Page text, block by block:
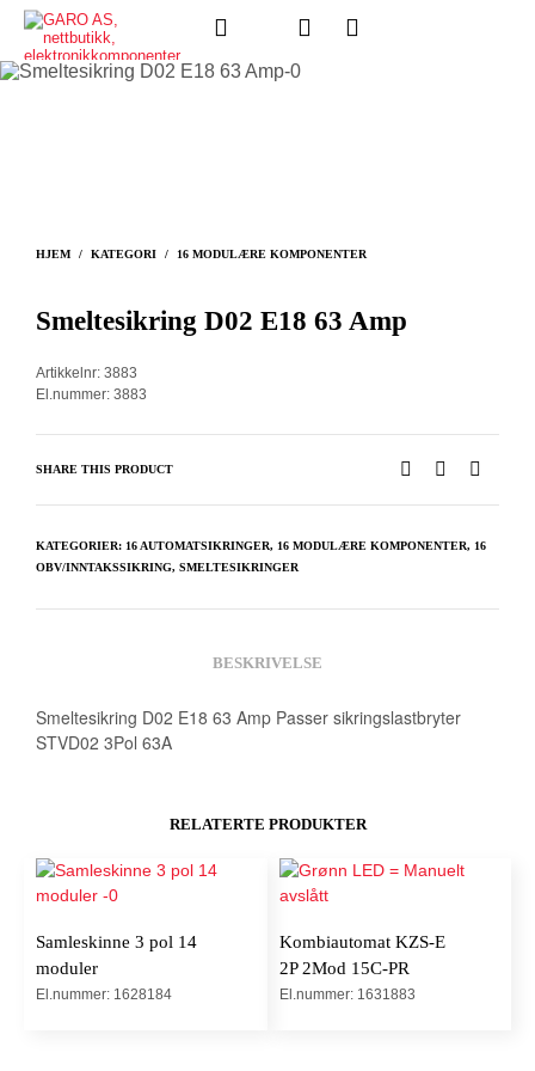
HJEM / KATEGORI / 16 MODULÆRE KOMPONENTER
Smeltesikring D02 E18 63 Amp
Artikkelnr: 3883
El.nummer: 3883
SHARE THIS PRODUCT
KATEGORIER: 16 AUTOMATSIKRINGER, 16 MODULÆRE KOMPONENTER, 16
OBV/INNTAKSSIKRING, SMELTESIKRINGER
BESKRIVELSE
Smeltesikring D02 E18 63 Amp Passer sikringslastbryter
STVD02 3Pol 63A
RELATERTE PRODUKTER
Samleskinne 3 pol 14
moduler
El.nummer: 1628184
Kombiautomat KZS-E
2P 2Mod 15C-PR
El.nummer: 1631883